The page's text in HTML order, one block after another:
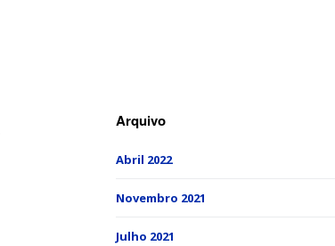
Arquivo
Abril 2022
Novembro 2021
Julho 2021